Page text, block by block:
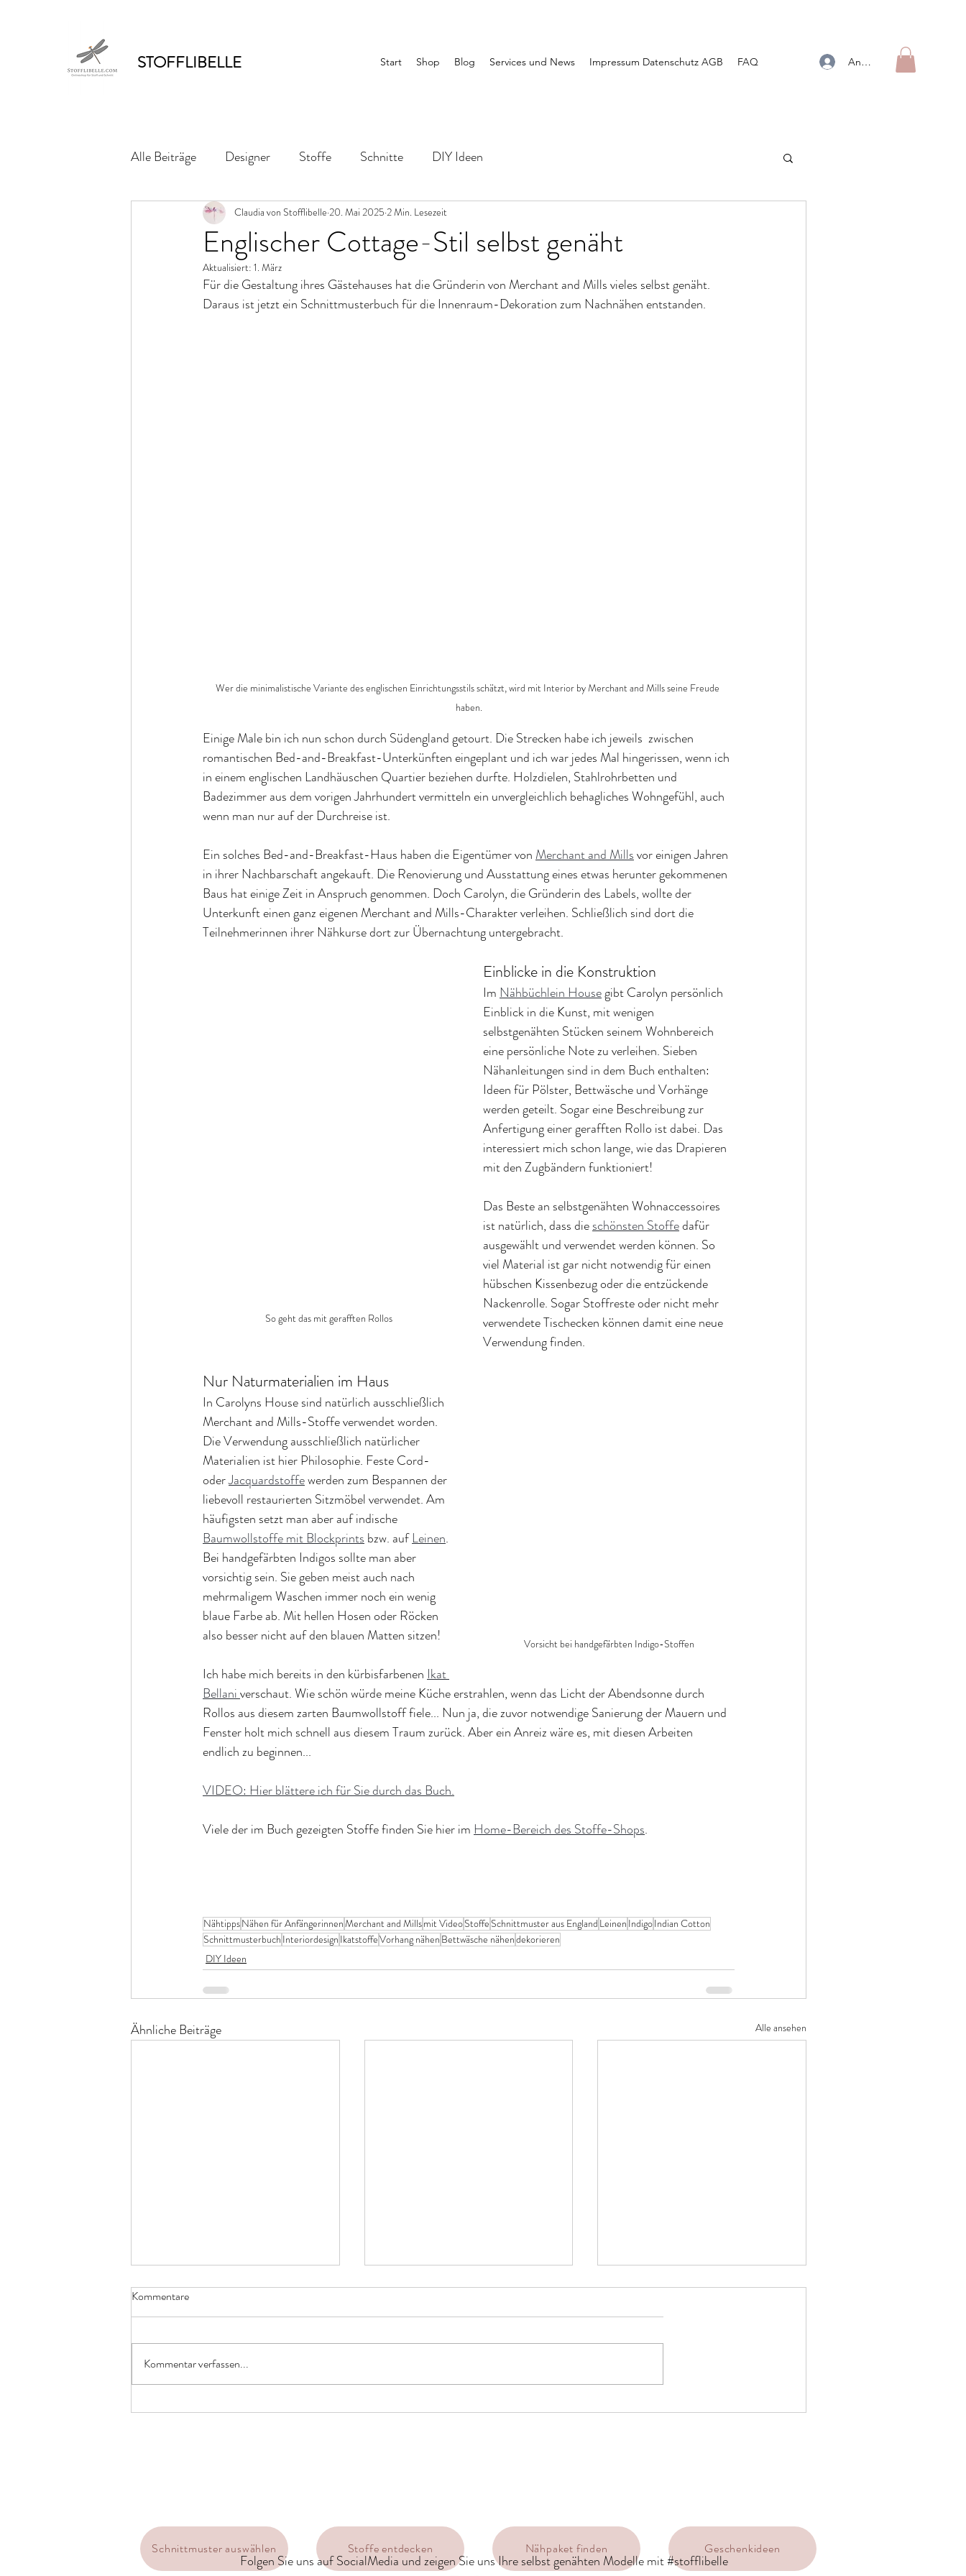
STOFFLIBELLE Start Shop Blog Services und News Impressum Datenschutz AGB FAQ Anmelden
Alle Beiträge Designer Stoffe Schnitte DIY Ideen
Englischer Cottage-Stil selbst genäht
Claudia von Stofflibelle 20. Mai 2025 2 Min. Lesezeit
Aktualisiert: 1. März
Für die Gestaltung ihres Gästehauses hat die Gründerin von Merchant and Mills vieles selbst genäht.
Daraus ist jetzt ein Schnittmusterbuch für die Innenraum-Dekoration zum Nachnähen entstanden.
Wer die minimalistische Variante des englischen Einrichtungsstils schätzt, wird mit Interior by Merchant and Mills seine Freude
haben.
Einige Male bin ich nun schon durch Südengland getourt. Die Strecken habe ich jeweils  zwischen
romantischen Bed-and-Breakfast-Unterkünften eingeplant und ich war jedes Mal hingerissen, wenn ich
in einem englischen Landhäuschen Quartier beziehen durfte. Holzdielen, Stahlrohrbetten und
Badezimmer aus dem vorigen Jahrhundert vermitteln ein unvergleichlich behagliches Wohngefühl, auch
wenn man nur auf der Durchreise ist.
Ein solches Bed-and-Breakfast-Haus haben die Eigentümer von Merchant and Mills vor einigen Jahren
in ihrer Nachbarschaft angekauft. Die Renovierung und Ausstattung eines etwas herunter gekommenen
Baus hat einige Zeit in Anspruch genommen. Doch Carolyn, die Gründerin des Labels, wollte der
Unterkunft einen ganz eigenen Merchant and Mills-Charakter verleihen. Schließlich sind dort die
Teilnehmerinnen ihrer Nähkurse dort zur Übernachtung untergebracht.
So geht das mit gerafften Rollos
Einblicke in die Konstruktion
Im Nähbüchlein House gibt Carolyn persönlich
Einblick in die Kunst, mit wenigen
selbstgenähten Stücken seinem Wohnbereich
eine persönliche Note zu verleihen. Sieben
Nähanleitungen sind in dem Buch enthalten:
Ideen für Pölster, Bettwäsche und Vorhänge
werden geteilt. Sogar eine Beschreibung zur
Anfertigung einer gerafften Rollo ist dabei. Das
interessiert mich schon lange, wie das Drapieren
mit den Zugbändern funktioniert!
Das Beste an selbstgenähten Wohnaccessoires
ist natürlich, dass die schönsten Stoffe dafür
ausgewählt und verwendet werden können. So
viel Material ist gar nicht notwendig für einen
hübschen Kissenbezug oder die entzückende
Nackenrolle. Sogar Stoffreste oder nicht mehr
verwendete Tischecken können damit eine neue
Verwendung finden.
Vorsicht bei handgefärbten Indigo-Stoffen
Nur Naturmaterialien im Haus
In Carolyns House sind natürlich ausschließlich
Merchant and Mills-Stoffe verwendet worden.
Die Verwendung ausschließlich natürlicher
Materialien ist hier Philosophie. Feste Cord-
oder Jacquardstoffe werden zum Bespannen der
liebevoll restaurierten Sitzmöbel verwendet. Am
häufigsten setzt man aber auf indische
Baumwollstoffe mit Blockprints bzw. auf Leinen.
Bei handgefärbten Indigos sollte man aber
vorsichtig sein. Sie geben meist auch nach
mehrmaligem Waschen immer noch ein wenig
blaue Farbe ab. Mit hellen Hosen oder Röcken
also besser nicht auf den blauen Matten sitzen!
Ich habe mich bereits in den kürbisfarbenen Ikat
Bellani verschaut. Wie schön würde meine Küche erstrahlen, wenn das Licht der Abendsonne durch
Rollos aus diesem zarten Baumwollstoff fiele... Nun ja, die zuvor notwendige Sanierung der Mauern und
Fenster holt mich schnell aus diesem Traum zurück. Aber ein Anreiz wäre es, mit diesen Arbeiten
endlich zu beginnen...
VIDEO: Hier blättere ich für Sie durch das Buch.
Viele der im Buch gezeigten Stoffe finden Sie hier im Home-Bereich des Stoffe-Shops.
NähtippsNähen für AnfängerinnenMerchant and Millsmit VideoStoffeSchnittmuster aus England Leinen IndigoIndian Cotton
Schnittmusterbuch Interiordesign IkatstoffeVorhang nähen Bettwäsche nähendekorieren
DIY Ideen
Ähnliche Beiträge Alle ansehen
Hochwertige Taschen ganz
Zu Besuch bei Merchant and
Ikat, Blockprint, Indigo -
Kommentare
Kommentar verfassen...
Schnittmuster auswählen Stoffe entdecken Nähpaket finden Geschenkideen
Folgen Sie uns auf SocialMedia und zeigen Sie uns Ihre selbst genähten Modelle mit #stofflibelle